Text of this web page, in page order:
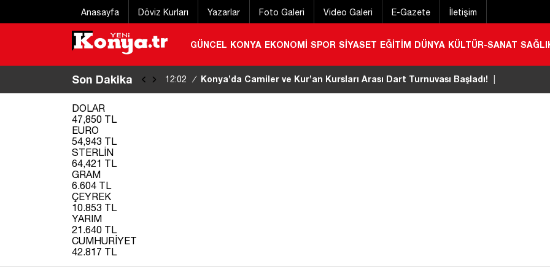
Anasayfa Döviz Kurları Yazarlar Foto Galeri Video Galeri E-Gazete İletişim
GÜNCEL KONYA EKONOMİ SPOR SİYASET EĞİTİM DÜNYA KÜLTÜR-SANAT
Son Dakika 11:53 / Norveç’ten iznini geçirmek için gelmişti! Konyalı gurbetçi hayatını
DOLAR
47,850 TL
EURO
54,943 TL
STERLİN
64,421 TL
GRAM
6.604 TL
ÇEYREK
10.853 TL
YARIM
21.640 TL
CUMHURİYET
42.817 TL